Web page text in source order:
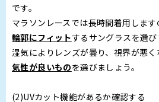
です。
マラソンレースでは長時間着用します
輪郭にフィットするサングラスを選
湿気によりレンズが曇り、視界が悪く
気性が良いものを選びましょう。
(2)UVカット機能があるか確認する